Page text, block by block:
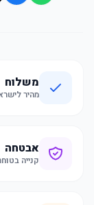
משלוח
מהיר
אבטחה
קנייה